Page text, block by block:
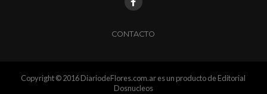
CONTACTO
Copyright © 2016 DiariodeFlores.com.ar es un producto de Editorial
Dosnucleos